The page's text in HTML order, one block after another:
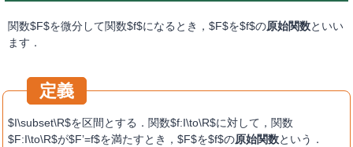
関数$F$を微分して関数$f$になるとき，$F$を$f$の原始関数といい
ます．
$I\subset\R$を区間とする．関数$f:I\to\R$に対して，関数
$F:I\to\R$が$F’=f$を満たすとき，$F$を$f$の原始関数という．